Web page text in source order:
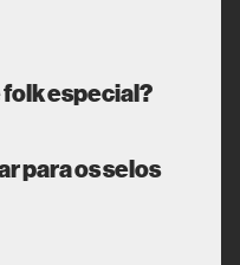
folk especial?
para os selos